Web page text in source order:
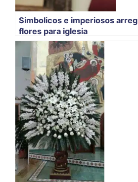
Simbolicos e imperiosos
flores para iglesia